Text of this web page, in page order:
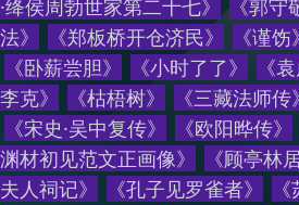
·绛侯周勃世家第二十七》 《郭守
法》 《郑板桥开仓济民》 《谨饬》
《卧薪尝胆》 《小时了了》 《
李克》 《枯梧树》 《三藏法师传》
《宋史·吴中复传》 《欧阳晔传》
渊材初见范文正画像》 《顾亭林
夫人祠记》 《孔子见罗雀者》 《